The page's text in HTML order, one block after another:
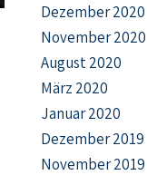
Dezember 2020
November 2020
August 2020
März 2020
Januar 2020
Dezember 2019
November 2019